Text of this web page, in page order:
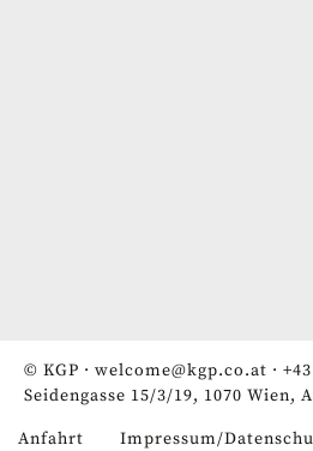
© KGP · welcome@kgp.co.at ·
Seidengasse 15/3/19, 1070 Wien,
Anfahrt Impressum/